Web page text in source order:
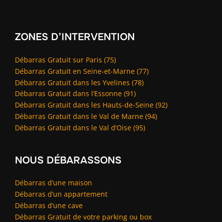
ZONES D’INTERVENTION
Débarras Gratuit sur Paris (75)
Débarras Gratuit en Seine-et-Marne (77)
Débarras Gratuit dans les Yvelines (78)
Débarras Gratuit dans l’Essonne (91)
Débarras Gratuit dans les Hauts-de-Seine (92)
Débarras Gratuit dans le Val de Marne (94)
Débarras Gratuit dans le Val d’Oise (95)
NOUS DÉBARASSONS
Débarras d’une maison
Débarras d’un appartement
Débarras d’une cave
Débarras Gratuit de votre parking ou box